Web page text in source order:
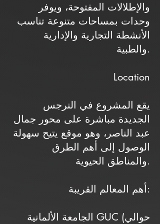
والإطلالات المفتوحة، ويوفر
وحدات بمساحات متنوعة تناسب
الأنشطة التجارية والإدارية
والطبية.
Location
يقع المشروع في النرجس
الجديدة مباشرة على محور جمال
عبد الناصر، وهو موقع يتيح سهولة
الوصول إلى أهم الطرق
والمناطق الحيوية.
أهم المعالم القريبة:
الجامعة الألمانية GUC (حوالي